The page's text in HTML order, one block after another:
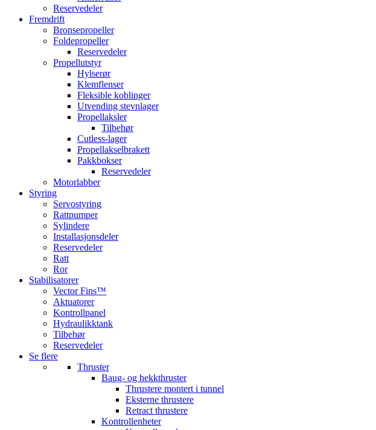
Reservedeler
Fremdrift
Bronsepropeller
Foldepropeller
Reservedeler
Propellutstyr
Hylserør
Klemflenser
Fleksible koblinger
Utvending stevnlager
Propellaksler
Tilbehør
Cutless-lager
Propellakselbrakett
Pakkbokser
Reservedeler
Motorlabber
Styring
Servostyring
Rattpumper
Sylindere
Installasjonsdeler
Reservedeler
Ratt
Ror
Stabilisatorer
Vector Fins™
Aktuatorer
Kontrollpanel
Hydraulikktank
Tilbehør
Reservedeler
Se flere
Thruster
Baug- og hekkthruster
Thrustere montert i tunnel
Eksterne thrustere
Retract thrustere
Kontrollenheter